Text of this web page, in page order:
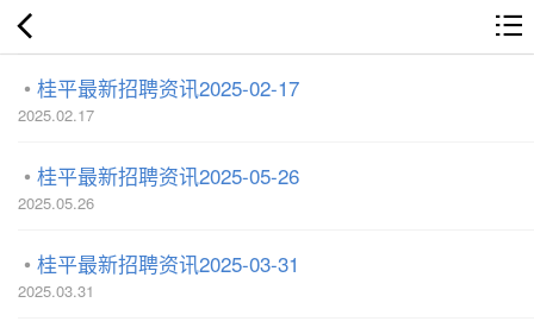
桂平最新招聘资讯2025-02-17
2025.02.17
桂平最新招聘资讯2025-05-26
2025.05.26
桂平最新招聘资讯2025-03-31
2025.03.31